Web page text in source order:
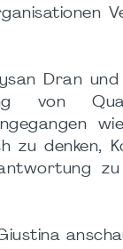
Dran und
von
zu denken,